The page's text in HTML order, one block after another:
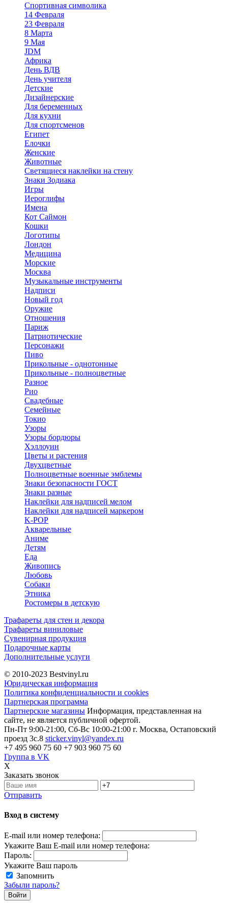
Спортивная символика
14 Февраля
23 Февраля
8 Марта
9 Мая
JDM
Африка
День ВДВ
День учителя
Детские
Дизайнерские
Для беременных
Для кухни
Для спортсменов
Египет
Елочки
Женские
Животные
Светящиеся наклейки на стену
Знаки Зодиака
Игры
Иероглифы
Имена
Кот Саймон
Кошки
Логотипы
Лондон
Медицина
Морские
Москва
Музыкальные инструменты
Надписи
Новый год
Оружие
Отношения
Париж
Патриотические
Персонажи
Пиво
Прикольные - однотонные
Прикольные - полноцветные
Разное
Рио
Свадебные
Семейные
Токио
Узоры
Узоры бордюры
Хэллоуин
Цветы и растения
Двухцветные
Полноцветные военные эмблемы
Знаки безопасности ГОСТ
Знаки разные
Наклейки для надписей мелом
Наклейки для надписей маркером
K-POP
Акварельные
Аниме
Детям
Еда
Живопись
Любовь
Собаки
Этника
Ростомеры в детскую
Трафареты для стен и декора
Трафареты виниловые
Сувенирная продукция
Подарочные карты
Дополнительные услуги
© 2010-2023 Bestvinyl.ru
Юридическая информация
Политика конфиденциальности и cookies
Партнерская программа
Партнерские магазины Информация, представленная на
сайте, не является публичной офертой.
Пн-Пт 9:00-21:00, Сб-Вс 10:00-21:00 г. Москва, Остаповский
проезд 3с.8 sticker.vinyl@yandex.ru
+7 495 960 75 60 +7 903 960 75 60
Группа в VK
X
Заказать звонок
Отправить
Вход в систему
E-mail или номер телефона:
Укажите Ваш E-mail или номер телефона:
Пароль:
Укажите Ваш пароль
Запомнить
Забыли пароль?